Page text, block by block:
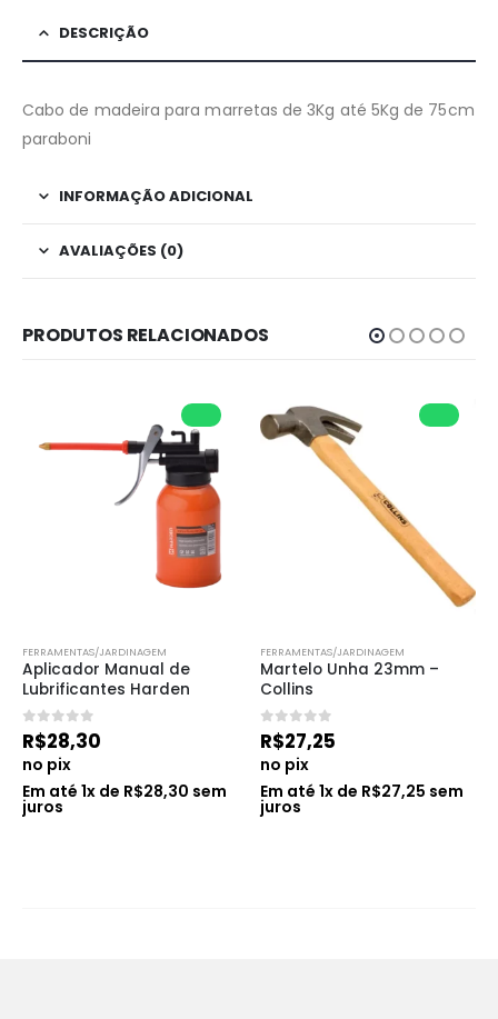
DESCRIÇÃO
Cabo de madeira para marretas de 3Kg até 5Kg de 75cm
paraboni
INFORMAÇÃO ADICIONAL
AVALIAÇÕES (0)
PRODUTOS RELACIONADOS
FERRAMENTAS/JARDINAGEM
Aplicador Manual de
Lubrificantes Harden
0 de 5
R$28,30
no pix
Em até 1x de R$28,30 sem
juros
FERRAMENTAS/JARDINAGEM
Martelo Unha 23mm –
Collins
0 de 5
R$27,25
no pix
Em até 1x de R$27,25 sem
juros